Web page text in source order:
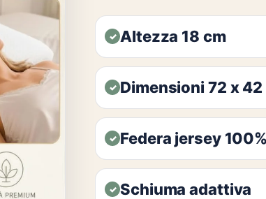
✓ Altezza 18 cm
✓ Dimensioni 72 x 42
✓ Federa jersey
✓ Schiuma adattiva